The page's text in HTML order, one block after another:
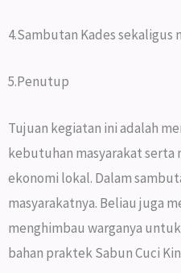
4.Sambutan Kades sekaligus
5.Penutup
Tujuan kegiatan ini adalah
kebutuhan masyarakat
ekonomi lokal. Dalam
masyarakatnya. Beliau juga
menghimbau warganya
bahan praktek Sabun Cuci